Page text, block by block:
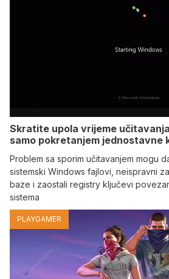
Skratite upola vrijeme
samo pokretanjem jednostavne
Problem sa sporim učitavanjem mogu
sistemski Windows fajlovi, neispravni
baze i zaostali registry ključevi
sistema
PLAYGAMER